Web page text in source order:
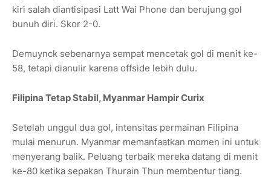
kiri salah diantisipasi Latt Wai Phone dan berujung gol
bunuh diri. Skor 2-0.
Demuynck sebenarnya sempat mencetak gol di menit ke-
58, tetapi dianulir karena offside lebih dulu.
Filipina Tetap Stabil, Myanmar Hampir Curix
Setelah unggul dua gol, intensitas permainan Filipina
mulai menurun. Myanmar memanfaatkan momen ini untuk
menyerang balik. Peluang terbaik mereka datang di menit
ke-80 ketika sepakan Thurain Thun membentur tiang.